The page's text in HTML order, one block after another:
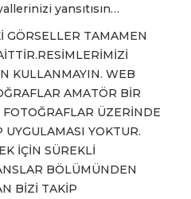
yansıtısın…
GÖRSELLER TAMAMEN
KULLANMAYIN. WEB
AMATÖR BİR
ÜZERİNDE
YOKTUR.
İÇİN SÜREKLİ
BÖLÜMÜNDEN
BİZİ TAKİP